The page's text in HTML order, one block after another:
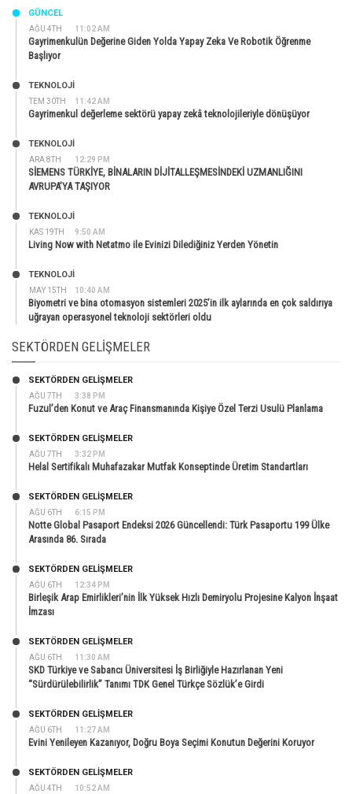
AĞU 4TH 11:02 AM
GÜNCEL
Gayrimenkulün Değerine Giden Yolda Yapay Zeka Ve Robotik Öğrenme
Başlıyor
TEM 30TH 11:42 AM
TEKNOLOJİ
Gayrimenkul değerleme sektörü yapay zekâ teknolojileriyle dönüşüyor
ARA 8TH 12:29 PM
TEKNOLOJİ
SİEMENS TÜRKİYE, BİNALARIN DİJİTALLEŞMESİNDEKİ UZMANLIĞINI
AVRUPA’YA TAŞIYOR
KAS 19TH 9:50 AM
TEKNOLOJİ
Living Now with Netatmo ile Evinizi Dilediğiniz Yerden Yönetin
MAY 15TH 10:40 AM
TEKNOLOJİ
Biyometri ve bina otomasyon sistemleri 2025’in ilk aylarında en çok saldırıya
uğrayan operasyonel teknoloji sektörleri oldu
SEKTÖRDEN GELIŞMELER
AĞU 7TH 3:38 PM
SEKTÖRDEN GELIŞMELER
Fuzul’den Konut ve Araç Finansmanında Kişiye Özel Terzi Usulü Planlama
AĞU 7TH 3:32 PM
SEKTÖRDEN GELIŞMELER
Helal Sertifikalı Muhafazakar Mutfak Konseptinde Üretim Standartları
AĞU 6TH 6:15 PM
SEKTÖRDEN GELIŞMELER
Notte Global Pasaport Endeksi 2026 Güncellendi: Türk Pasaportu 199 Ülke
Arasında 86. Sırada
AĞU 6TH 12:34 PM
SEKTÖRDEN GELIŞMELER
Birleşik Arap Emirlikleri’nin İlk Yüksek Hızlı Demiryolu Projesine Kalyon İnşaat
İmzası
AĞU 6TH 11:30 AM
SEKTÖRDEN GELIŞMELER
SKD Türkiye ve Sabancı Üniversitesi İş Birliğiyle Hazırlanan Yeni
“Sürdürülebilirlik” Tanımı TDK Genel Türkçe Sözlük’e Girdi
AĞU 6TH 11:27 AM
SEKTÖRDEN GELIŞMELER
Evini Yenileyen Kazanıyor, Doğru Boya Seçimi Konutun Değerini Koruyor
AĞU 4TH 10:52 AM
SEKTÖRDEN GELIŞMELER